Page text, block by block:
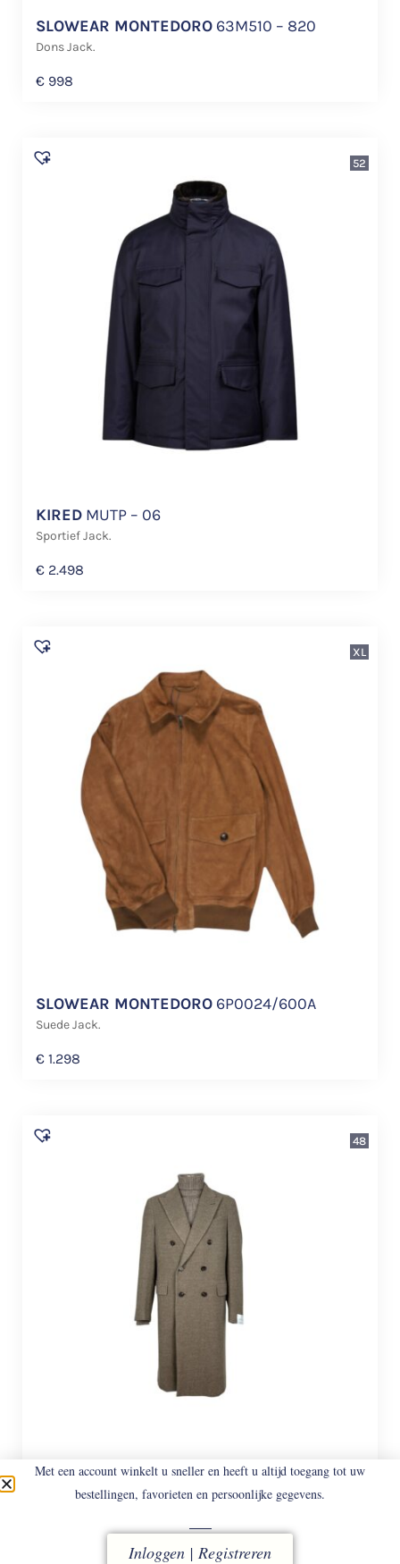
SLOWEAR MONTEDORO 63M510 – 820
Dons Jack.
€ 998
KIRED MUTP – 06
Sportief Jack.
€ 2.498
52
SLOWEAR MONTEDORO 6P0024/600A
Suede Jack.
€ 1.298
XL
CARUSOASM5 -570 DB
overjas in beige, een toonbeeld van Italiaans
vakmanschap en tij...
48
Met een account winkelt u sneller en heeft u altijd toegang tot uw
bestellingen, favorieten en persoonlijke gegevens.
Inloggen | Registreren